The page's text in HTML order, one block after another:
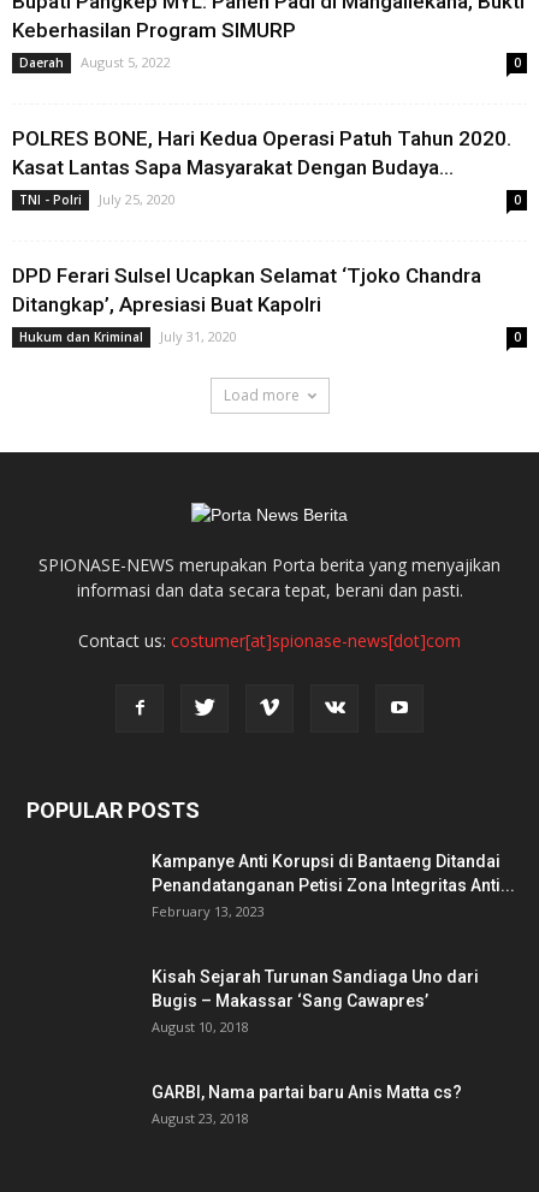
Keberhasilan Program SIMURP
Daerah August 5, 2022 0
POLRES BONE, Hari Kedua Operasi Patuh Tahun 2020.
Kasat Lantas Sapa Masyarakat Dengan Budaya...
TNI - Polri July 25, 2020 0
DPD Ferari Sulsel Ucapkan Selamat ‘Tjoko Chandra
Ditangkap’, Apresiasi Buat Kapolri
Hukum dan Kriminal July 31, 2020 0
Load more
SPIONASE-NEWS merupakan Porta berita yang menyajikan
informasi dan data secara tepat, berani dan pasti.
Contact us: costumer[at]spionase-news[dot]com
POPULAR POSTS
Kampanye Anti Korupsi di Bantaeng Ditandai
Penandatanganan Petisi Zona Integritas Anti...
February 13, 2023
Kisah Sejarah Turunan Sandiaga Uno dari
Bugis – Makassar ‘Sang Cawapres’
August 10, 2018
GARBI, Nama partai baru Anis Matta cs?
August 23, 2018